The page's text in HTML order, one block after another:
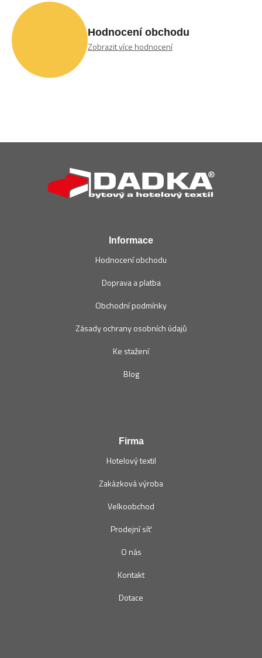
Hodnocení obchodu
Zobrazit více hodnocení
Informace
Hodnocení obchodu
Doprava a platba
Obchodní podmínky
Zásady ochrany osobních údajů
Ke stažení
Blog
Firma
Hotelový textil
Zakázková výroba
Velkoobchod
Prodejní síť
O nás
Kontakt
Dotace